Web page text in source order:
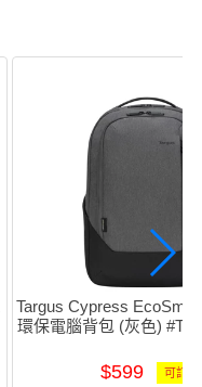
Targus Cypress
環保電腦背包 (灰色)
$599 可訂購